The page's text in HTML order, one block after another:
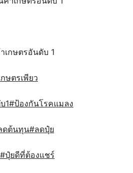
เกษตรอันดับ 1
กษตรเพียว
1#ป้องกันโรคแมลง
ดต้นทุน#ลดปุ๋ย
#ปุ๋ยดีที่ต้องแชร์